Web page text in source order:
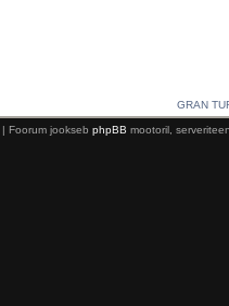
GRAN
| Foorum jookseb phpBB mootoril,